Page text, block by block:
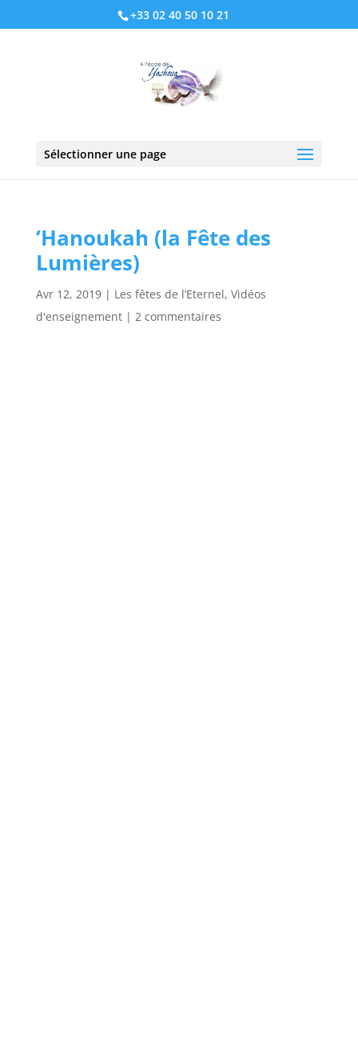
+33 02 40 50 10 21
Sélectionner une page
‘Hanoukah (la Fête des
Lumières)
Avr 12, 2019| Les fêtes de l’Eternel, Vidéos
d'enseignement| 2 commentaires